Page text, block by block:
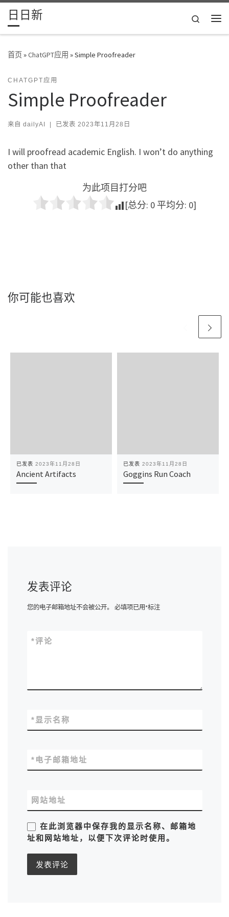
Skip to content
日日新
Search
首页»ChatGPT应用 »Simple Proofreader
CHATGPT应用
Simple Proofreader
来自 dailyAI | 已发表 2023年11月28日
I will proofread academic English. I won’t do anything
other than that
为此项目打分吧
[总分: 0 平均分: 0]
你可能也喜欢
已发表 2023年11月28日
Ancient Artifacts
已发表 2023年11月28日
Goggins Run Coach
发表评论
您的电子邮箱地址不会被公开。 必填项已用*标注
评论
*
显示名称
*
电子邮箱地址
*
网站地址
在此浏览器中保存我的显示名称、邮箱地
址和网站地址，以便下次评论时使用。